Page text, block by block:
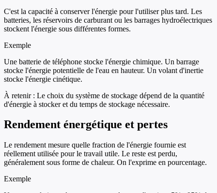
C'est la capacité à conserver l'énergie pour l'utiliser plus tard. Les
batteries, les réservoirs de carburant ou les barrages hydroélectriques
stockent l'énergie sous différentes formes.
Exemple
Une batterie de téléphone stocke l'énergie chimique. Un barrage
stocke l'énergie potentielle de l'eau en hauteur. Un volant d'inertie
stocke l'énergie cinétique.
À retenir : Le choix du système de stockage dépend de la quantité
d'énergie à stocker et du temps de stockage nécessaire.
Rendement énergétique et pertes
Le rendement mesure quelle fraction de l'énergie fournie est
réellement utilisée pour le travail utile. Le reste est perdu,
généralement sous forme de chaleur. On l'exprime en pourcentage.
Exemple